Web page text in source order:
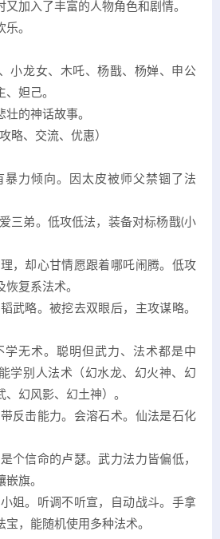
加入了丰富的人物角色和剧情。
。
小龙女、木吒、杨戬、杨婵、申公
妲己。
的神话故事。
略、交流、优惠）
暴力倾向。因太皮被师父禁锢了法
三弟。低攻低法，装备对标杨戬(小
，却心甘情愿跟着哪吒闹腾。低攻
复系法术。
武略。被挖去双眼后，主攻谋略。
学无术。聪明但武力、法术都是中
学别人法术（幻水龙、幻火神、幻
幻风影、幻土神）。
反击能力。会溶石术。仙法是石化
个信命的卢瑟。武力法力皆偏低，
旗。
姐。听调不听宣，自动战斗。手拿
，能随机使用多种法术。